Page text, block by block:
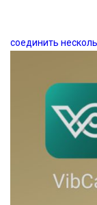
соединить